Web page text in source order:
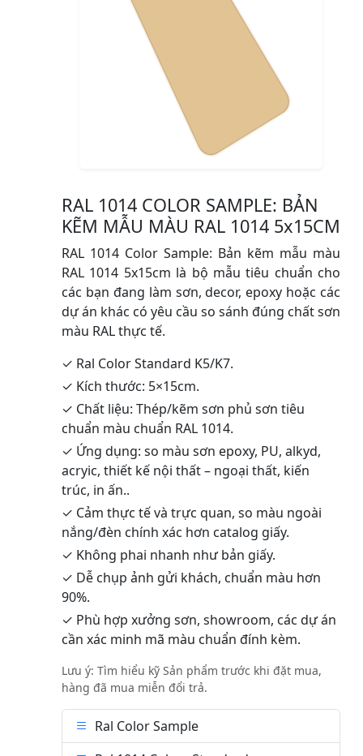
RAL 1014 COLOR SAMPLE: BẢN
KẼM MẪU MÀU RAL 1014 5x15CM
RAL 1014 Color Sample: Bản kẽm mẫu màu
RAL 1014 5x15cm là bộ mẫu tiêu chuẩn cho
các bạn đang làm sơn, decor, epoxy hoặc các
dự án khác có yêu cầu so sánh đúng chất sơn
màu RAL thực tế.
✓ Ral Color Standard K5/K7.
✓ Kích thước: 5×15cm.
✓ Chất liệu: Thép/kẽm sơn phủ sơn tiêu
chuẩn màu chuẩn RAL 1014.
✓ Ứng dụng: so màu sơn epoxy, PU, alkyd,
acryic, thiết kế nội thất – ngoại thất, kiến
trúc, in ấn..
✓ Cảm thực tế và trực quan, so màu ngoài
nắng/đèn chính xác hơn catalog giấy.
✓ Không phai nhanh như bản giấy.
✓ Dễ chụp ảnh gửi khách, chuẩn màu hơn
90%.
✓ Phù hợp xưởng sơn, showroom, các dự án
cần xác minh mã màu chuẩn đính kèm.
Lưu ý: Tìm hiểu kỹ Sản phẩm trước khi đặt mua,
hàng đã mua miễn đổi trả.
Ral Color Sample